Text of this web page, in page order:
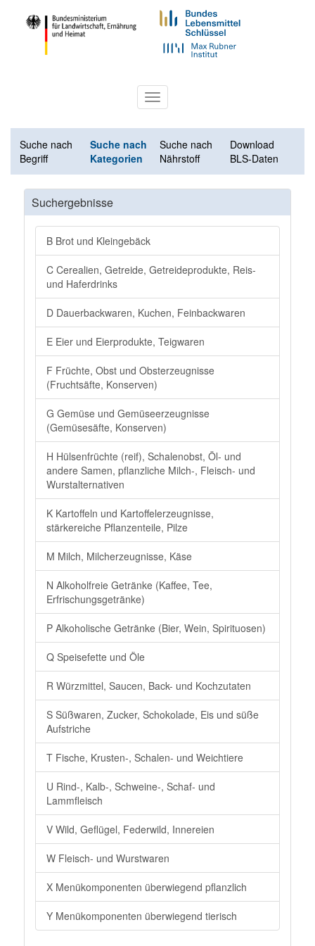
Toggle
navigation
Suche nach
Begriff
Suche nach
Kategorien
Suche nach
Nährstoff
Download
BLS-Daten
Suchergebnisse
B Brot und Kleingebäck
C Cerealien, Getreide, Getreideprodukte, Reis-
und Haferdrinks
D Dauerbackwaren, Kuchen, Feinbackwaren
E Eier und Eierprodukte, Teigwaren
F Früchte, Obst und Obsterzeugnisse
(Fruchtsäfte, Konserven)
G Gemüse und Gemüseerzeugnisse
(Gemüsesäfte, Konserven)
H Hülsenfrüchte (reif), Schalenobst, Öl- und
andere Samen, pflanzliche Milch-, Fleisch- und
Wurstalternativen
K Kartoffeln und Kartoffelerzeugnisse,
stärkereiche Pflanzenteile, Pilze
M Milch, Milcherzeugnisse, Käse
N Alkoholfreie Getränke (Kaffee, Tee,
Erfrischungsgetränke)
P Alkoholische Getränke (Bier, Wein, Spirituosen)
Q Speisefette und Öle
R Würzmittel, Saucen, Back- und Kochzutaten
S Süßwaren, Zucker, Schokolade, Eis und süße
Aufstriche
T Fische, Krusten-, Schalen- und Weichtiere
U Rind-, Kalb-, Schweine-, Schaf- und
Lammfleisch
V Wild, Geflügel, Federwild, Innereien
W Fleisch- und Wurstwaren
X Menükomponenten überwiegend pflanzlich
Y Menükomponenten überwiegend tierisch